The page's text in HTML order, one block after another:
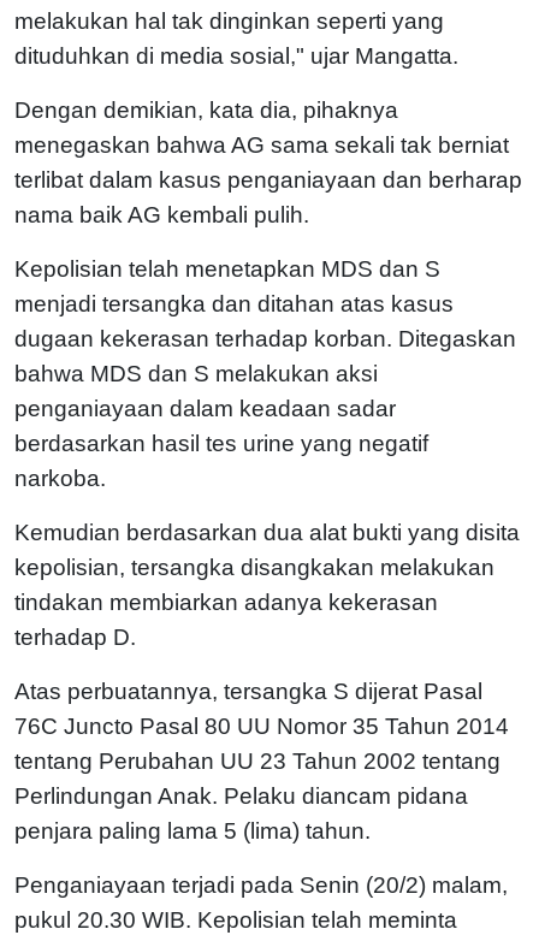
melakukan hal tak dinginkan seperti yang
dituduhkan di media sosial," ujar Mangatta.
Dengan demikian, kata dia, pihaknya
menegaskan bahwa AG sama sekali tak berniat
terlibat dalam kasus penganiayaan dan berharap
nama baik AG kembali pulih.
Kepolisian telah menetapkan MDS dan S
menjadi tersangka dan ditahan atas kasus
dugaan kekerasan terhadap korban. Ditegaskan
bahwa MDS dan S melakukan aksi
penganiayaan dalam keadaan sadar
berdasarkan hasil tes urine yang negatif
narkoba.
Kemudian berdasarkan dua alat bukti yang disita
kepolisian, tersangka disangkakan melakukan
tindakan membiarkan adanya kekerasan
terhadap D.
Atas perbuatannya, tersangka S dijerat Pasal
76C Juncto Pasal 80 UU Nomor 35 Tahun 2014
tentang Perubahan UU 23 Tahun 2002 tentang
Perlindungan Anak. Pelaku diancam pidana
penjara paling lama 5 (lima) tahun.
Penganiayaan terjadi pada Senin (20/2) malam,
pukul 20.30 WIB. Kepolisian telah meminta